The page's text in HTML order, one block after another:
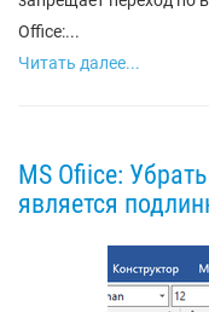
Office:...
Читать далее...
MS Ofiice:
является